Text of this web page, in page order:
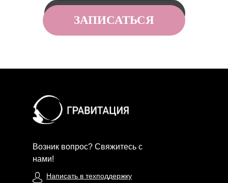
ЗАПИСАТЬСЯ
Возник вопрос? Свяжитесь с
нами!
Написать в техподдержку